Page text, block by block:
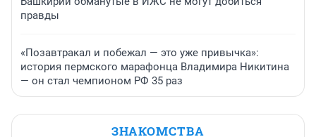
правды
«Позавтракал и побежал — это уже привычка»:
история пермского марафонца Владимира Никитина
— он стал чемпионом РФ 35 раз
ЗНАКОМСТВА